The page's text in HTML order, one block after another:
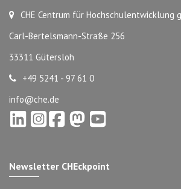
CHE Centrum für Hochschulentwicklung
Carl-Bertelsmann-Straße 256
33311 Gütersloh
+49 5241 - 97 61 0
info@che.de
Newsletter CHEckpoint